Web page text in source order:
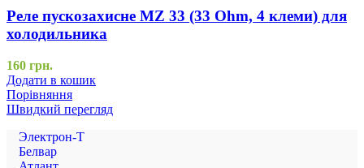
Реле пускозахисне MZ 33 (33 Ohm, 4 клеми) для
холодильника
160 грн.
Додати в кошик
Порівняння
Швидкий перегляд
Электрон-Т
Белвар